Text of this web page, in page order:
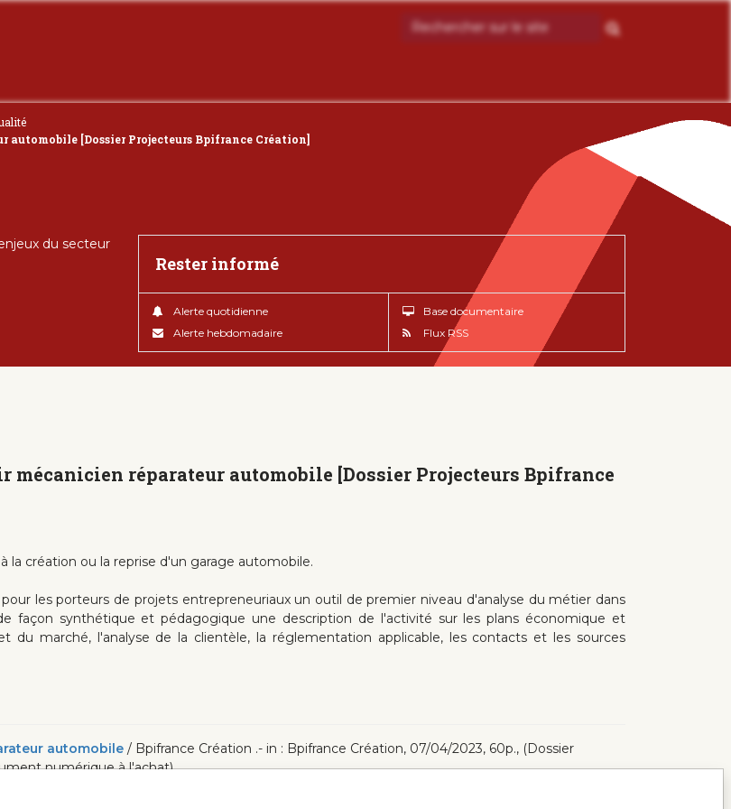
automobile [Dossier Projecteurs Bpifrance Création]
du secteur
Rester informé
Alerte quotidienne
Alerte hebdomadaire
Base documentaire
Flux RSS
mécanicien réparateur automobile [Dossier Projecteurs Bpifrance
la création ou la reprise d'un garage automobile.
les porteurs de projets entrepreneuriaux un outil de premier niveau d'analyse du métier dans
façon synthétique et pédagogique une description de l'activité sur les plans économique et
du marché, l'analyse de la clientèle, la réglementation applicable, les contacts et les sources
automobile / Bpifrance Création .- in : Bpifrance Création, 07/04/2023, 60p., (Dossier
numérique à l'achat)